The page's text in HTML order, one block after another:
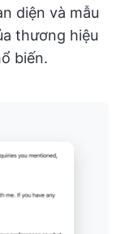
diện và mẫu
thương hiệu
biến.